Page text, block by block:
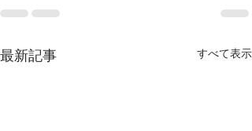
最新記事 すべて表示